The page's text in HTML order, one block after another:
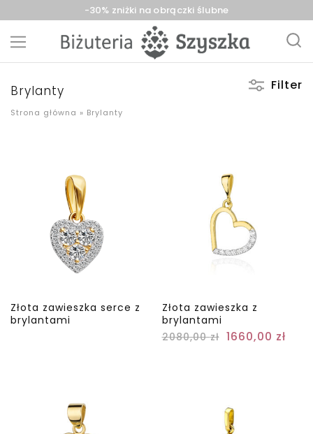
-30% zniżki na obrączki ślubne
Szyszka
Sieradz,
Zduńska
Wola,
z
biżuterią
złotą,
srebrną,
Brylanty
Strona główna » Brylanty
Filter
Złota zawieszka serce z
brylantami
Złota zawieszka z
brylantami
2080,00zł 1660,00 zł